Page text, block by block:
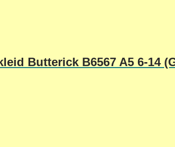
Butterick B6567 A5 6-14